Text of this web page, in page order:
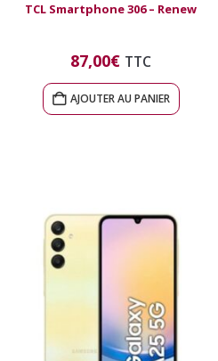
TCL Smartphone 306 – Renew
87,00€ TTC
AJOUTER AU PANIER